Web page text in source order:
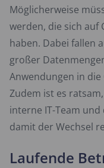
Möglicherweise
werden, die sich auf
haben. Dabei fallen
großer
Anwendungen in
Zudem ist es
interne IT-Team
damit der Wechsel
Laufende